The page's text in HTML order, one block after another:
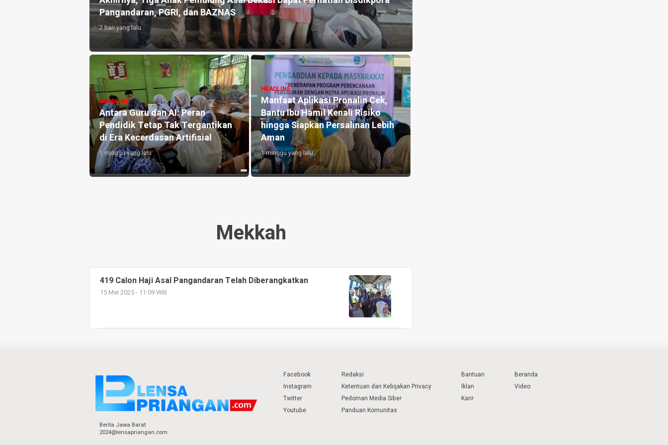
Pangandaran, PGRI, dan BAZNAS
7 hari yang lalu
HEADLINE
Antara Guru dan AI: Peran
Pendidik Tetap Tak Tergantikan
di Era Kecerdasan Artifisial
1 minggu yang lalu
HEADLINE
Manfaat Aplikasi Pronalin Cek,
Bantu Ibu Hamil Kenali Risiko
hingga Siapkan Persalinan Lebih
Aman
1 minggu yang lalu
Mekkah
419 Calon Haji Asal Pangandaran Telah Diberangkatkan
15 Mei 2025 - 11:09 WIB
Berita Jawa Barat
2024@lensapriangan.com
Facebook
Instagram
Twitter
Youtube
Redaksi
Ketentuan dan Kebijakan Privacy
Pedoman Media Siber
Panduan Komunitas
Bantuan
Iklan
Karir
Beranda
Video